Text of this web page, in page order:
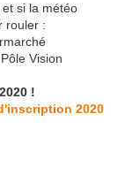
si la météo
rouler :
Vision
!
2020